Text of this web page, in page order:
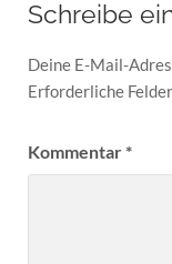
Schreibe
Deine E-Mail-
Erforderliche
Kommentar*